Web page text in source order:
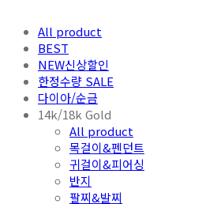
All product
BEST
NEW신상할인
한정수량 SALE
다이아/순금
14k/18k Gold
All product
목걸이&펜던트
귀걸이&피어싱
반지
팔찌&발찌